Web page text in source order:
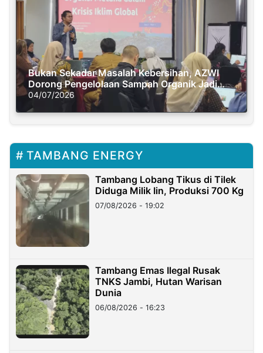
Bukan Sekadar Masalah Kebersihan, AZWI
Dorong Pengelolaan Sampah Organik Jadi
Solusi Krisis Iklim
04/07/2026
TAMBANG ENERGY
Tambang Lobang Tikus di Tilek
Diduga Milik Iin, Produksi 700 Kg
07/08/2026 - 19:02
Tambang Emas Ilegal Rusak
TNKS Jambi, Hutan Warisan
Dunia
06/08/2026 - 16:23